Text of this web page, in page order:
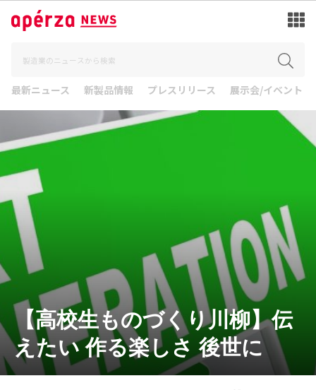
最新ニュース 新製品情報 プレスリリース 展示会/イベント
【高校生ものづくり川柳】伝
えたい 作る楽しさ 後世に